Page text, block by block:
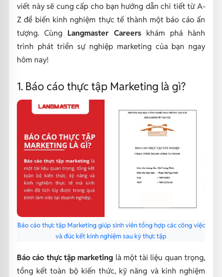
viết này sẽ cung cấp cho bạn hướng dẫn chi tiết từ A-
Z để biến kinh nghiệm thực tế thành một báo cáo ấn
tượng. Cùng Langmaster Careerskhám phá hành
trình phát triển sự nghiệp marketing của bạn ngay
hôm nay!
1. Báo cáo thực tập Marketing là gì?
Báo cáo thực tập Marketing giúp sinh viên tổng hợp các công việc
và đúc kết kinh nghiệm sau kỳ thực tập
Báo cáo thực tập marketing là một tài liệu quan trọng,
tổng kết toàn bộ kiến thức, kỹ năng và kinh nghiệm